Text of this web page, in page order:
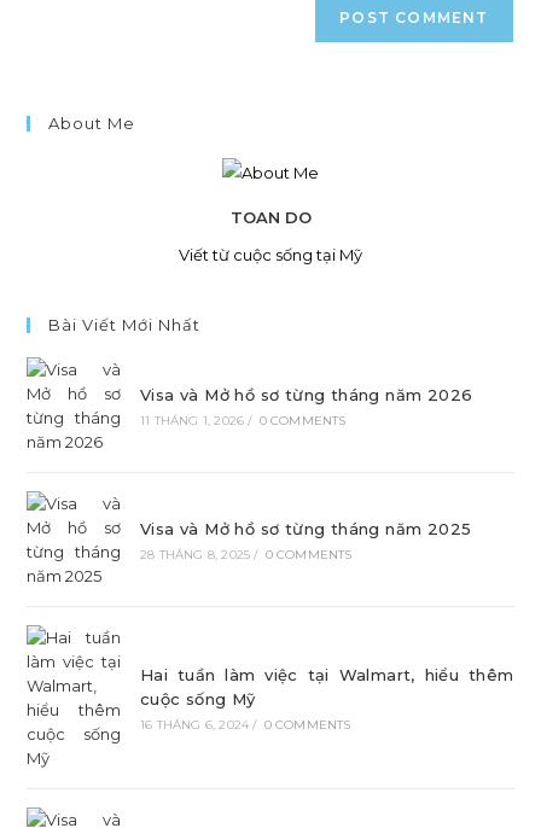
About Me
TOAN DO
Viết từ cuộc sống tại Mỹ
Bài Viết Mới Nhất
Visa và Mở hồ sơ từng tháng năm 2026
11 THÁNG 1, 2026 / 0 COMMENTS
Visa và Mở hồ sơ từng tháng năm 2025
28 THÁNG 8, 2025 / 0 COMMENTS
Hai tuần làm việc tại Walmart, hiểu thêm
cuộc sống Mỹ
16 THÁNG 6, 2024 / 0 COMMENTS